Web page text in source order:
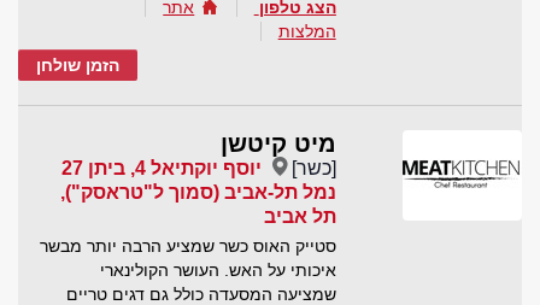
הצג טלפון
אתר
המלצות
הזמן שולחן
מיט קיטשן
[כשר]
יוסף יוקתיאל 4, ביתן 27
נמל תל-אביב (סמוך ל"טראסק"),
תל אביב
סטייק האוס כשר שמציע הרבה יותר מבשר
איכותי על האש. העושר הקולינארי
שמציעה המסעדה כולל גם דגים טריים